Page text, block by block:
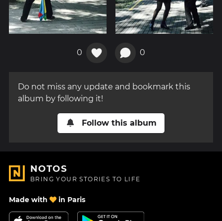
0 0
Do not miss any update and bookmark this
album by following it!
Follow this album
NOTOS
BRING YOUR STORIES TO LIFE
Made with in Paris